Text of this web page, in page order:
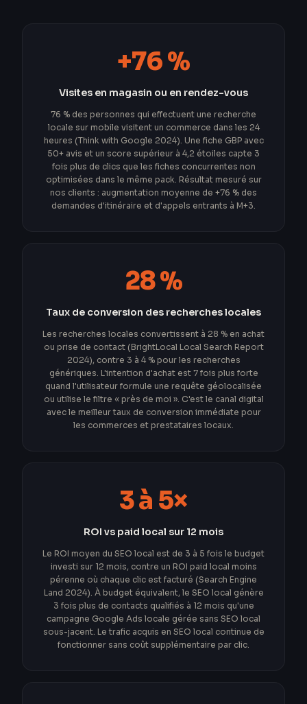
+76 %
Visites en magasin ou en rendez-vous
76 % des personnes qui effectuent une recherche
locale sur mobile visitent un commerce dans les 24
heures (Think with Google 2024). Une fiche GBP avec
50+ avis et un score supérieur à 4,2 étoiles capte 3
fois plus de clics que les fiches concurrentes non
optimisées dans le même pack. Résultat mesuré sur
nos clients : augmentation moyenne de +76 % des
demandes d'itinéraire et d'appels entrants à M+3.
28 %
Taux de conversion des recherches locales
Les recherches locales convertissent à 28 % en achat
ou prise de contact (BrightLocal Local Search Report
2024), contre 3 à 4 % pour les recherches
génériques. L'intention d'achat est 7 fois plus forte
quand l'utilisateur formule une requête géolocalisée
ou utilise le filtre « près de moi ». C'est le canal digital
avec le meilleur taux de conversion immédiate pour
les commerces et prestataires locaux.
3 à 5×
ROI vs paid local sur 12 mois
Le ROI moyen du SEO local est de 3 à 5 fois le budget
investi sur 12 mois, contre un ROI paid local moins
pérenne où chaque clic est facturé (Search Engine
Land 2024). À budget équivalent, le SEO local génère
3 fois plus de contacts qualifiés à 12 mois qu'une
campagne Google Ads locale gérée sans SEO local
sous-jacent. Le trafic acquis en SEO local continue de
fonctionner sans coût supplémentaire par clic.